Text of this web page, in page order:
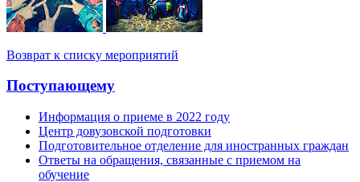
Возврат к списку мероприятий
Поступающему
Информация о приеме в 2022 году
Центр довузовской подготовки
Подготовительное отделение для иностранных граждан
Ответы на обращения, связанные с приемом на
обучение